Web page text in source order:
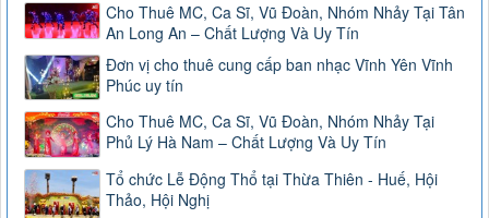
Cho Thuê MC, Ca Sĩ, Vũ Đoàn, Nhóm Nhảy Tại Tân
An Long An – Chất Lượng Và Uy Tín
Đơn vị cho thuê cung cấp ban nhạc Vĩnh Yên Vĩnh
Phúc uy tín
Cho Thuê MC, Ca Sĩ, Vũ Đoàn, Nhóm Nhảy Tại
Phủ Lý Hà Nam – Chất Lượng Và Uy Tín
Tổ chức Lễ Động Thổ tại Thừa Thiên - Huế, Hội
Thảo, Hội Nghị